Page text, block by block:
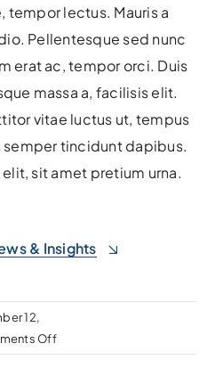
tempor lectus. Mauris a
Pellentesque sed nunc
erat ac, tempor orci. Duis
massa a, facilisis elit.
vitae luctus ut, tempus
semper tincidunt dapibus.
sit amet pretium urna.
& Insights
12,
Offon
The